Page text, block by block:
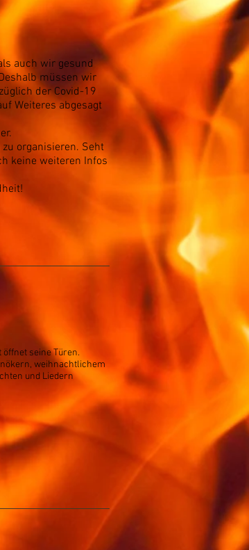
auch wir gesund
müssen wir
der Covid-19
Weiteres abgesagt
organisieren. Seht
keine weiteren Infos
seine Türen.
weihnachtlichem
und Liedern